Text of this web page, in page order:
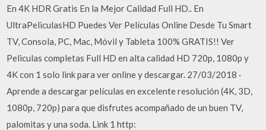
En 4K HDR Gratis En la Mejor Calidad Full HD.. En
UltraPeliculasHD Puedes Ver Películas Online Desde Tu Smart
TV, Consola, PC, Mac, Móvil y Tableta 100% GRATIS!! Ver
Peliculas completas Full HD en alta calidad HD 720p, 1080p y
4K con 1 solo link para ver online y descargar. 27/03/2018 ·
Aprende a descargar películas en excelente resolución (4K, 3D,
1080p, 720p) para que disfrutes acompañado de un buen TV,
palomitas y una soda. Link 1 http: